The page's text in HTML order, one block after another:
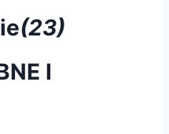
(23)
I